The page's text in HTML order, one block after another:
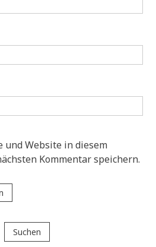
und Website in diesem
Kommentar speichern.
Suchen